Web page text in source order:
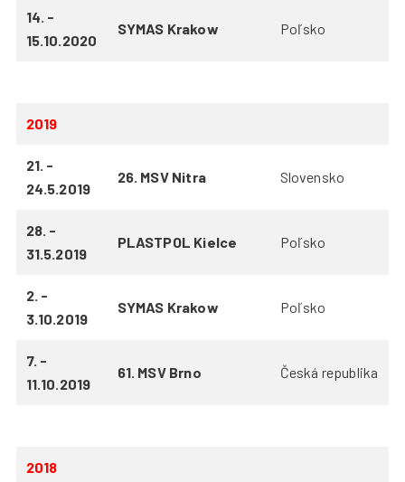
14. -
15.10.2020
SYMAS Krakow Poľsko
2019
21. -
24.5.2019
26. MSV Nitra Slovensko
28. -
31.5.2019
PLASTPOL Kielce Poľsko
2. -
3.10.2019
SYMAS Krakow Poľsko
7. -
11.10.2019
61. MSV Brno Česká republika
2018